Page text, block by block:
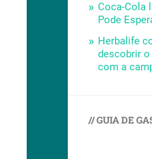
Coca-Cola
Pode
Herbalife
descobrir
com a
// GUIA DE